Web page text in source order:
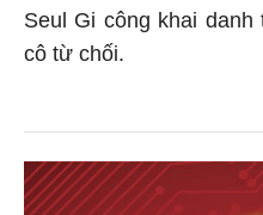
Seul Gi công khai
cô từ chối.